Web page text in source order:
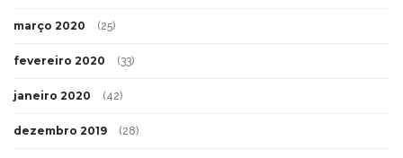
março 2020 (25)
fevereiro 2020 (33)
janeiro 2020 (42)
dezembro 2019 (28)